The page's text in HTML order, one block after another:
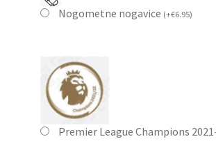
Nogometne nogavice (+€6.95)
Premier League Champions